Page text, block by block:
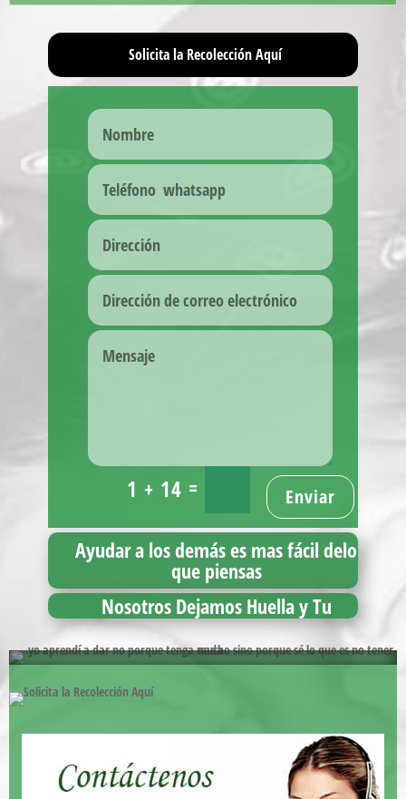
Solicita la Recolección Aquí
1 + 14 = Enviar
Ayudar a los demás es mas fácil delo
que piensas
Nosotros Dejamos Huella y Tu